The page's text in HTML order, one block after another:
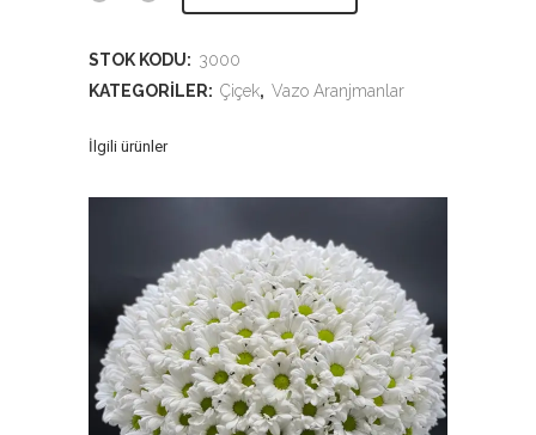
STOK KODU: 3000
KATEGORILER: Çiçek, Vazo Aranjmanlar
İlgili ürünler